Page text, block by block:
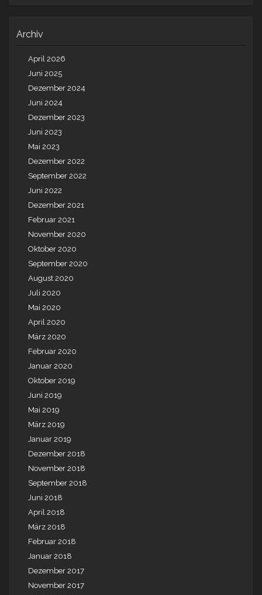
Archiv
April 2026
Juni 2025
Dezember 2024
Juni 2024
Dezember 2023
Juni 2023
Mai 2023
Dezember 2022
September 2022
Juni 2022
Dezember 2021
Februar 2021
November 2020
Oktober 2020
September 2020
August 2020
Juli 2020
Mai 2020
April 2020
März 2020
Februar 2020
Januar 2020
Oktober 2019
Juni 2019
Mai 2019
März 2019
Januar 2019
Dezember 2018
November 2018
September 2018
Juni 2018
April 2018
März 2018
Februar 2018
Januar 2018
Dezember 2017
November 2017